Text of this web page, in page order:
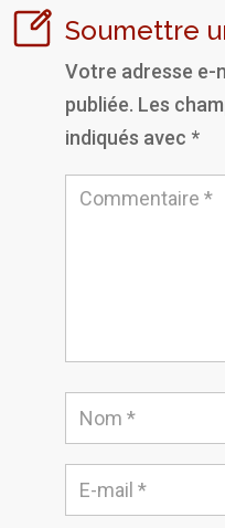
Soumettre
Votre adresse e-
publiée. Les
indiqués avec *